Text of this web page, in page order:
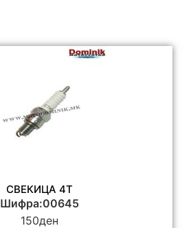
СВЕКИЦА 4Т
Шифра:00645
150ден